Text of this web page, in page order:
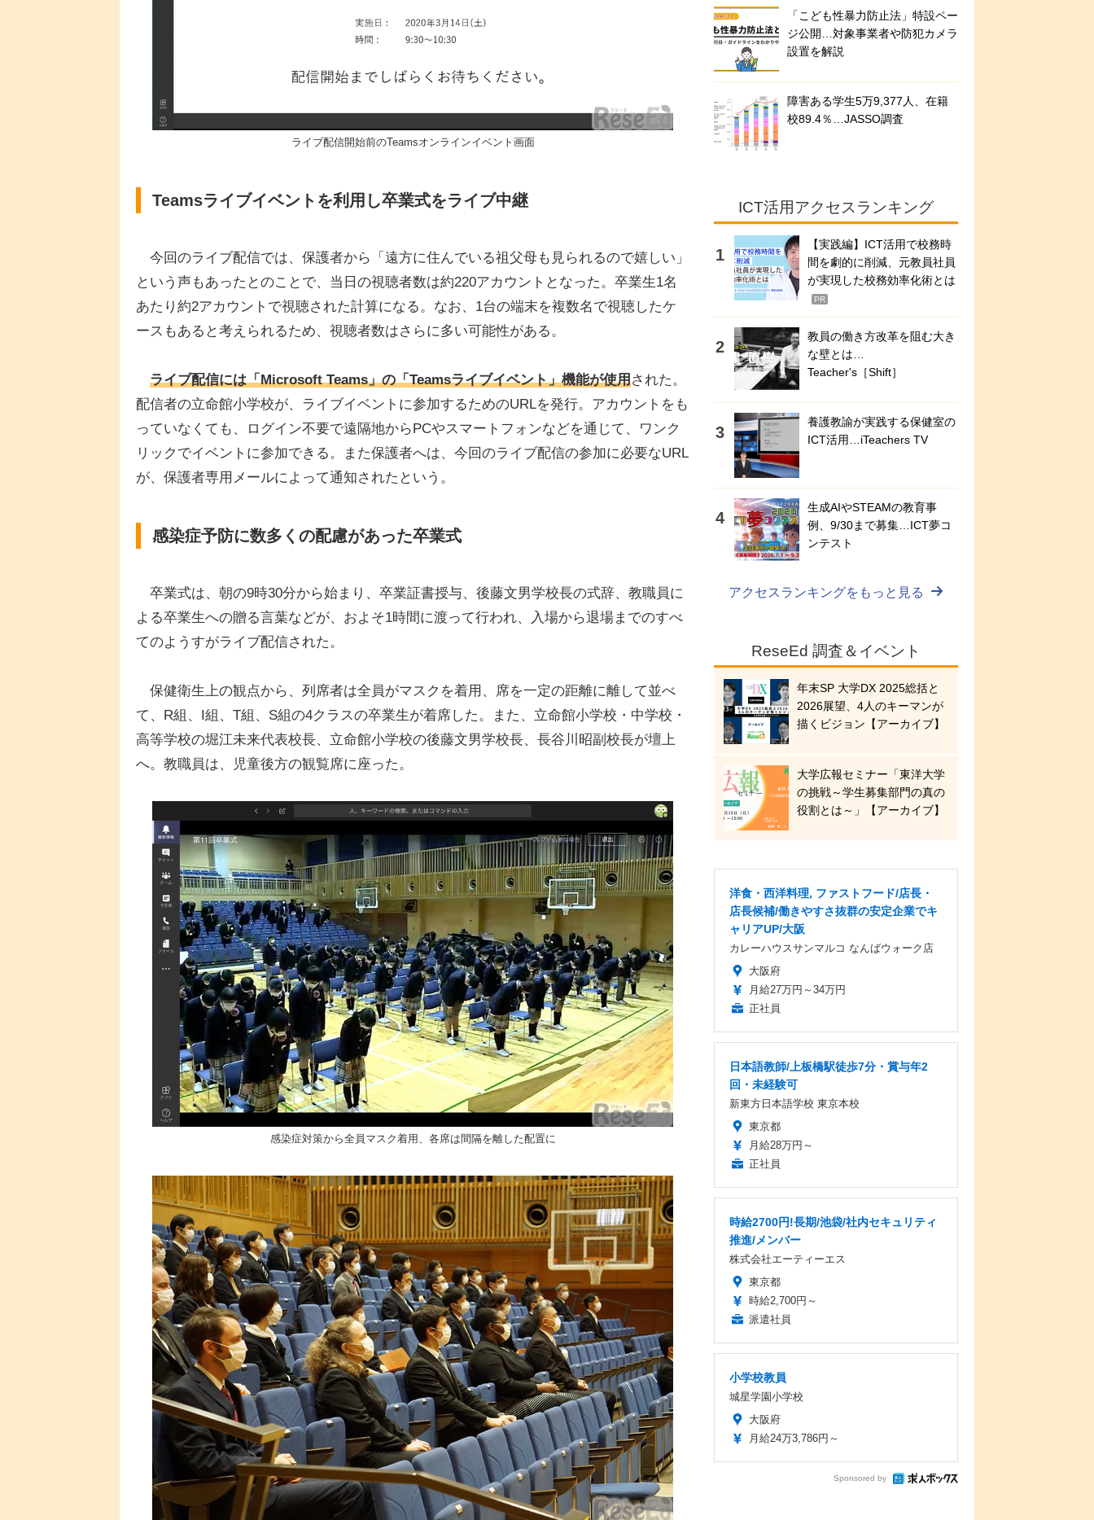
ライブ配信開始前のTeamsオンラインイベント画面
Teamsライブイベントを利用し卒業式をライブ中継
今回のライブ配信では、保護者から「遠方に住んでいる祖父母も見られるので嬉しい」
という声もあったとのことで、当日の視聴者数は約220アカウントとなった。卒業生1名
あたり約2アカウントで視聴された計算になる。なお、1台の端末を複数名で視聴したケ
ースもあると考えられるため、視聴者数はさらに多い可能性がある。
ライブ配信には「Microsoft Teams」の「Teamsライブイベント」機能が使用された。
配信者の立命館小学校が、ライブイベントに参加するためのURLを発行。アカウントをも
っていなくても、ログイン不要で遠隔地からPCやスマートフォンなどを通じて、ワンク
リックでイベントに参加できる。また保護者へは、今回のライブ配信の参加に必要なURL
が、保護者専用メールによって通知されたという。
感染症予防に数多くの配慮があった卒業式
卒業式は、朝の9時30分から始まり、卒業証書授与、後藤文男学校長の式辞、教職員に
よる卒業生への贈る言葉などが、およそ1時間に渡って行われ、入場から退場までのすべ
てのようすがライブ配信された。
保健衛生上の観点から、列席者は全員がマスクを着用、席を一定の距離に離して並べ
て、R組、I組、T組、S組の4クラスの卒業生が着席した。また、立命館小学校・中学校・
高等学校の堀江未来代表校長、立命館小学校の後藤文男学校長、長谷川昭副校長が壇上
へ。教職員は、児童後方の観覧席に座った。
感染症対策から全員マスク着用、各席は間隔を離した配置に
「こども性暴力防止法」特設ペー
ジ公開…対象事業者や防犯カメラ
設置を解説
障害ある学生5万9,377人、在籍
校89.4％…JASSO調査
ICT活用アクセスランキング
【実践編】ICT活用で校務時
間を劇的に削減、元教員社員
が実現した校務効率化術とは
PR
教員の働き方改革を阻む大き
な壁とは…
Teacher's［Shift］
養護教諭が実践する保健室の
ICT活用…iTeachers TV
生成AIやSTEAMの教育事
例、9/30まで募集…ICT夢コ
ンテスト
アクセスランキングをもっと見る
ReseEd 調査＆イベント
年末SP 大学DX 2025総括と
2026展望、4人のキーマンが
描くビジョン【アーカイブ】
大学広報セミナー「東洋大学
の挑戦～学生募集部門の真の
役割とは～」【アーカイブ】
洋食・西洋料理, ファストフード/店長・
店長候補/働きやすさ抜群の安定企業でキ
ャリアUP/大阪
カレーハウスサンマルコ なんばウォーク店
大阪府
月給27万円～34万円
正社員
日本語教師/上板橋駅徒歩7分・賞与年2
回・未経験可
新東方日本語学校 東京本校
東京都
月給28万円～
正社員
時給2700円!長期/池袋/社内セキュリティ
推進/メンバー
株式会社エーティーエス
東京都
時給2,700円～
派遣社員
小学校教員
城星学園小学校
大阪府
月給24万3,786円～
Sponsored by